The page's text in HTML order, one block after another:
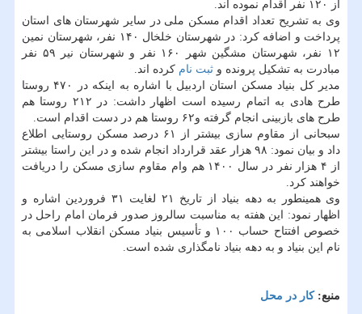
از ۱۲۰ نفر اقدام نموده اند.
وی به تشریح تعداد اقدام مسکن ملی در سایر شهرستان های استان
پرداخت و اضافه کرد: در شهرستان خلخال ۱۴۰ نفر، شهرستان نمین
۱۲ نفر، شهرستان مشگین شهر ۱۶۰ نفر و شهرستان نیر ۵۹ نفر
مبادرت به تشکیل پرونده و ثبت نام کرده اند.
مدیر کل بنیاد مسکن استان اردبیل با اشاره به اینکه در ۴۷۰ روستا
طرح هادی به اتمام رسیده است اظهار داشت: در ۲۱۲ روستا هم
طرح های بازبینی انجام گرفته و۶۲ روستا هم در دست اقدام است.
سبحانی از مقاوم سازی بیشتر از ۶۱ درصد مسکن روستایی اطلاع
داد و بیان نمود: ۹۸ هزار عقد قرارداد انجام شده و در این راستا بیشتر
از ۴ هزار نفر در سال ۱۴۰۰ هم وام مقاوم سازی مسکن را دریافت
خواهند کرد.
وی همینطور به دهه بنیاد از تاریخ ۲۱ لغایت ۳۱ فروردین اشاره و
اظهار نمود: این هفته به مناسبت سالروز صدور فرمان امام راحل در
خصوص افتتاح حساب ۱۰۰ و تأسیس بنیاد مسکن انقلاب اسلامی به
نام این بنیاد و به دهه بنیاد نامگذاری شده است.
منبع:كار در محل